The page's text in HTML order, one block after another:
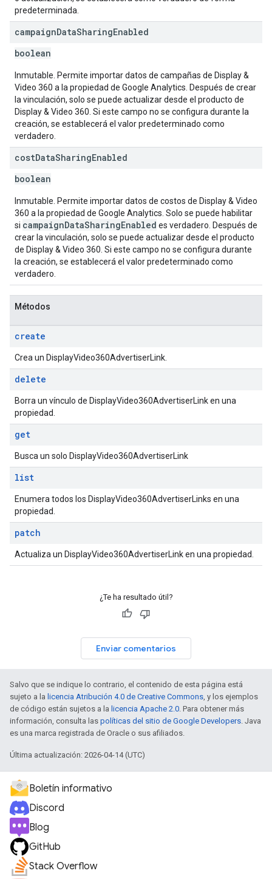
predeterminada.
campaignDataSharingEnabled
boolean
Inmutable. Permite importar datos de campañas de Display &
Video 360 a la propiedad de Google Analytics. Después de crear
la vinculación, solo se puede actualizar desde el producto de
Display & Video 360. Si este campo no se configura durante la
creación, se establecerá el valor predeterminado como
verdadero.
costDataSharingEnabled
boolean
Inmutable. Permite importar datos de costos de Display & Video
360 a la propiedad de Google Analytics. Solo se puede habilitar
si campaignDataSharingEnabled es verdadero. Después de
crear la vinculación, solo se puede actualizar desde el producto
de Display & Video 360. Si este campo no se configura durante
la creación, se establecerá el valor predeterminado como
verdadero.
Métodos
create
Crea un DisplayVideo360AdvertiserLink.
delete
Borra un vínculo de DisplayVideo360AdvertiserLink en una
propiedad.
get
Busca un solo DisplayVideo360AdvertiserLink
list
Enumera todos los DisplayVideo360AdvertiserLinks en una
propiedad.
patch
Actualiza un DisplayVideo360AdvertiserLink en una propiedad.
¿Te ha resultado útil?
Enviar comentarios
Salvo que se indique lo contrario, el contenido de esta página está
sujeto a la licencia Atribución 4.0 de Creative Commons, y los ejemplos
de código están sujetos a la licencia Apache 2.0. Para obtener más
información, consulta las políticas del sitio de Google Developers. Java
es una marca registrada de Oracle o sus afiliados.
Última actualización: 2026-04-14 (UTC)
Boletín informativo
Discord
Blog
GitHub
Stack Overflow